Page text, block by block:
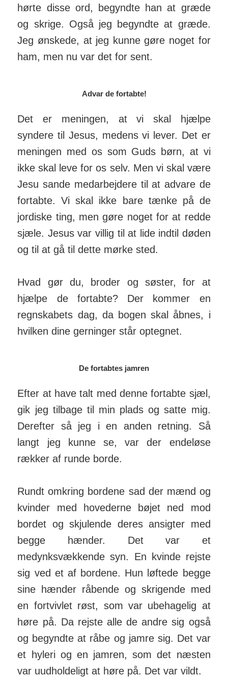
hørte disse ord, begyndte han at græde
og skrige. Også jeg begyndte at græde.
Jeg ønskede, at jeg kunne gøre noget for
ham, men nu var det for sent.
Advar de fortabte!
Det er meningen, at vi skal hjælpe
syndere til Jesus, medens vi lever. Det er
meningen med os som Guds børn, at vi
ikke skal leve for os selv. Men vi skal være
Jesu sande medarbejdere til at advare de
fortabte. Vi skal ikke bare tænke på de
jordiske ting, men gøre noget for at redde
sjæle. Jesus var villig til at lide indtil døden
og til at gå til dette mørke sted.
Hvad gør du, broder og søster, for at
hjælpe de fortabte? Der kommer en
regnskabets dag, da bogen skal åbnes, i
hvilken dine gerninger står optegnet.
De fortabtes jamren
Efter at have talt med denne fortabte sjæl,
gik jeg tilbage til min plads og satte mig.
Derefter så jeg i en anden retning. Så
langt jeg kunne se, var der endeløse
rækker af runde borde.
Rundt omkring bordene sad der mænd og
kvinder med hovederne bøjet ned mod
bordet og skjulende deres ansigter med
begge hænder. Det var et
medynksvækkende syn. En kvinde rejste
sig ved et af bordene. Hun løftede begge
sine hænder råbende og skrigende med
en fortvivlet røst, som var ubehagelig at
høre på. Da rejste alle de andre sig også
og begyndte at råbe og jamre sig. Det var
et hyleri og en jamren, som det næsten
var uudholdeligt at høre på. Det var vildt.